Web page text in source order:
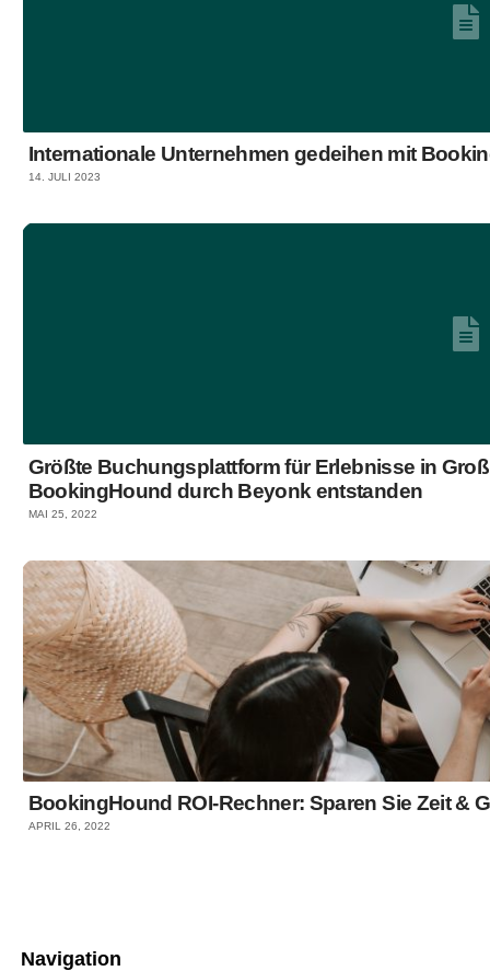
Internationale Unternehmen gedeihen mit
14. JULI 2023
Größte Buchungsplattform für Erlebnisse in
BookingHound durch Beyonk entstanden
MAI 25, 2022
BookingHound ROI-Rechner: Sparen Sie Zeit &
APRIL 26, 2022
Navigation